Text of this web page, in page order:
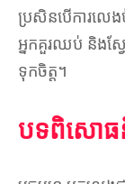
ប្រសិនបើការលេង
អ្នកគួរឈប់ និងស្
ទុកចិត្ត។
បទពិសោធ